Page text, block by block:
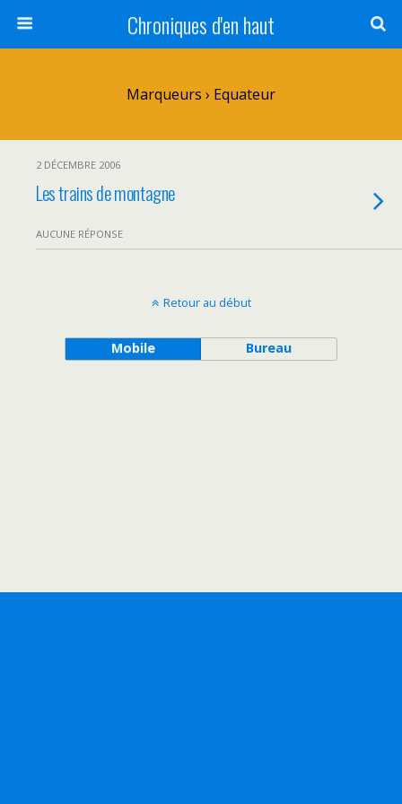
Chroniques d'en haut
Marqueurs › Equateur
2 DÉCEMBRE 2006
Les trains de montagne
AUCUNE RÉPONSE
Retour au début
Mobile Bureau